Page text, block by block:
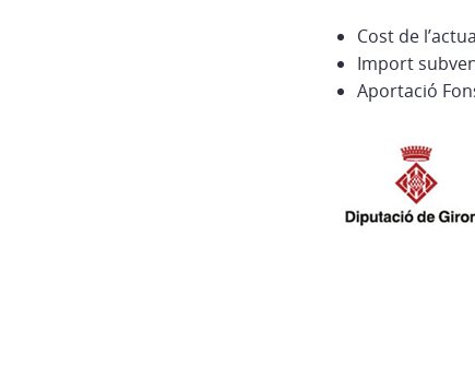
Cost de
Import
Aportació